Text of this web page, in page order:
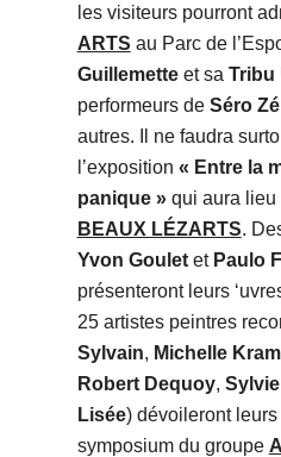
les visiteurs pourront
ARTS au Parc de
Guillemette et sa Tribu
performeurs deSéro
autres. Il ne faudra
l’exposition « Entre la
panique »qui aura lieu
BEAUX LÉZARTS.
Yvon Gouletet Paulo
présenteront leurs
25 artistes peintres
Sylvain, Michelle
Robert Dequoy,
Lisée) dévoileront leurs
symposium du groupe